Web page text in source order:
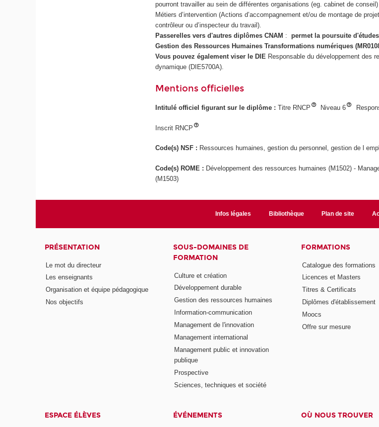
pourront travailler au sein de différentes organisations (eg. cabinet de
Métiers d’intervention (Actions d’accompagnement et/ou de montage de
contrôleur ou d’inspecteur du travail).
Passerelles vers d'autres diplômes CNAM : permet la poursuite
Gestion des Ressources Humaines Transformations numériques
Vous pouvez également viser le DIE Responsable du développement des
dynamique (DIE5700A).
Mentions officielles
Intitulé officiel figurant sur le diplôme :Titre RNCP Niveau 6
Inscrit RNCP
Code(s) NSF : Ressources humaines, gestion du personnel, gestion de l
Code(s) ROME : Développement des ressources humaines (M1502) -
(M1503)
Infos légales Bibliothèque Plan de site
PRÉSENTATION
Le mot du directeur
Les enseignants
Organisation et équipe pédagogique
Nos objectifs
SOUS-DOMAINES DE
FORMATION
Culture et création
Développement durable
Gestion des ressources humaines
Information-communication
Management de l'innovation
Management international
Management public et innovation
publique
Prospective
Sciences, techniques et société
FORMATIONS
Catalogue des formations
Licences et Masters
Titres & Certificats
Diplômes d'établissement
Moocs
Offre sur mesure
ESPACE ÉLÈVES ÉVÉNEMENTS OÙ NOUS TROUVER